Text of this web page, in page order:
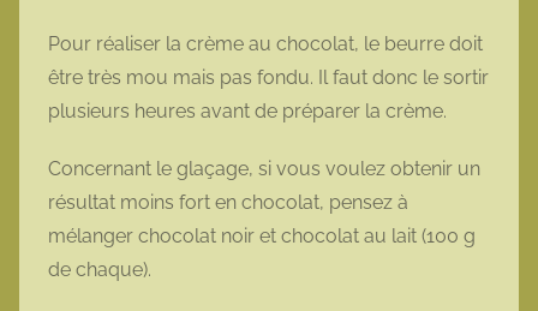
Pour réaliser la crème au chocolat, le beurre doit
être très mou mais pas fondu. Il faut donc le sortir
plusieurs heures avant de préparer la crème.
Concernant le glaçage, si vous voulez obtenir un
résultat moins fort en chocolat, pensez à
mélanger chocolat noir et chocolat au lait (100 g
de chaque).